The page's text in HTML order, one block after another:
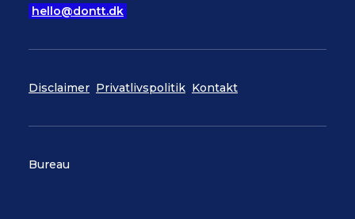
hello@dontt.dk
Disclaimer Privatlivspolitik Kontakt
Bureau